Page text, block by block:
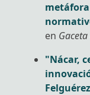
en
"Nácar,